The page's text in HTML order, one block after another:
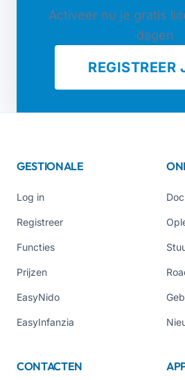
Activeer nu je gratis
dagen
REGISTREER
GESTIONALE
Log in
Registreer
Functies
Prijzen
EasyNido
EasyInfanzia
CONTACTEN